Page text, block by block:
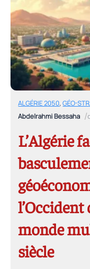
ALGÉRIE 2050,GÉO-
Abdelrahmi Bessaha /
L’Algérie
l’Occident
monde
siècle